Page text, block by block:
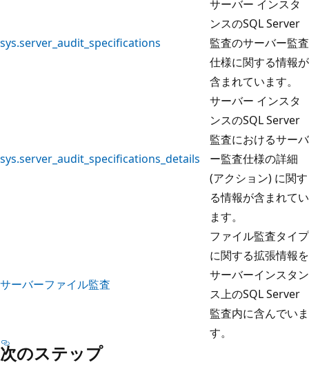
sys.server_audit_specifications
サーバー インスタ
ンスのSQL Server
監査のサーバー監査
仕様に関する情報が
含まれています。
sys.server_audit_specifications_details
サーバー インスタ
ンスのSQL Server
監査におけるサーバ
ー監査仕様の詳細
(アクション) に関す
る情報が含まれてい
ます。
サーバーファイル監査
ファイル監査タイプ
に関する拡張情報を
サーバーインスタン
ス上のSQL Server
監査内に含んでいま
す。
次のステップ